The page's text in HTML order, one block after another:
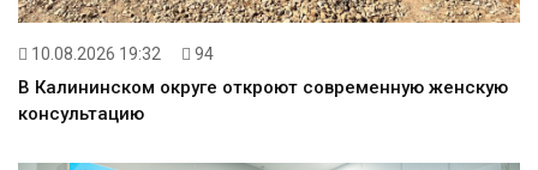
10.08.2026 19:32 94
В Калининском округе откроют современную женскую
консультацию